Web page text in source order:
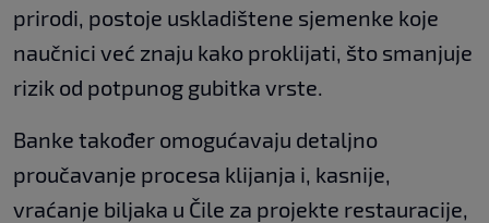
prirodi, postoje uskladištene sjemenke koje
naučnici već znaju kako proklijati, što smanjuje
rizik od potpunog gubitka vrste.
Banke također omogućavaju detaljno
proučavanje procesa klijanja i, kasnije,
vraćanje biljaka u Čile za projekte restauracije,